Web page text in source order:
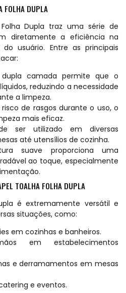
FOLHA DUPLA
Dupla traz uma série de
diretamente a eficiência na
usuário. Entre as principais
camada permite que o
reduzindo a necessidade
a limpeza.
de rasgos durante o uso, o
mais eficaz.
ser utilizado em diversas
até utensílios de cozinha.
suave proporciona uma
ao toque, especialmente
TOALHA FOLHA DUPLA
é extremamente versátil e
situações, como:
em cozinhas e banheiros.
em estabelecimentos
e derramamentos em mesas
e eventos.